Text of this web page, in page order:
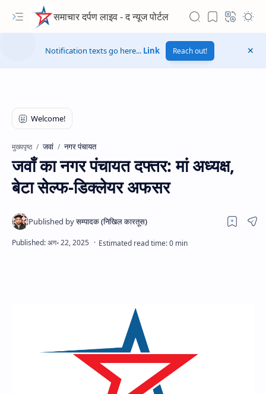
समाचार दर्पण लाइव - द न्यूज पोर्टल
Notification texts go here... Link Reach out!
मुख्यपृष्ठ जवां नगर पंचायत
जवाँ का नगर पंचायत दफ्तर: मां अध्यक्ष,
बेटा सेल्फ-डिक्लेयर अफसर